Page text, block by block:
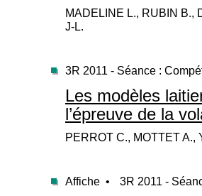
MADELINE L., RUBIN B.,
J-L.
3R 2011 - Séance :
Les modèles
l’épreuve de la
PERROT C., MOTTET A.,
Affiche • 3R 2011 -